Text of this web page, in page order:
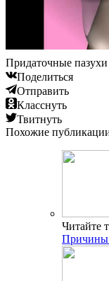
Придаточные пазухи
Поделиться
Отправить
Класснуть
Твитнуть
Похожие
Читайте
Причины